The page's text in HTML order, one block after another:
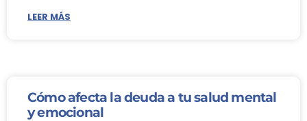
LEER MÁS
Cómo afecta la deuda a tu salud mental
y emocional